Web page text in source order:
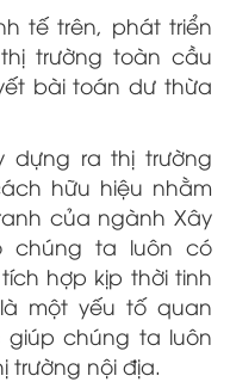
tế trên, phát triển
trường toàn cầu
bài toán dư thừa
dựng ra thị trường
hữu hiệu nhằm
của ngành Xây
chúng ta luôn có
hợp kịp thời tinh
một yếu tố quan
giúp chúng ta luôn
trường nội địa.